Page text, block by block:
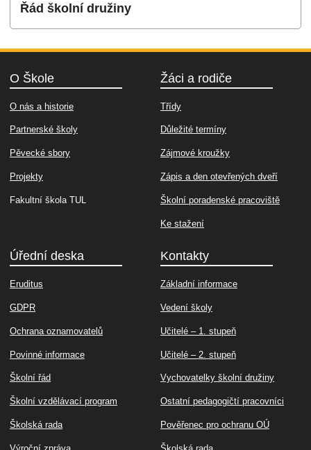
Řád školní družiny
O Škole
O nás a historie
Partnerské školy
Pěvecké sbory
Projekty
Fakultní škola TUL
Žáci a rodiče
Třídy
Důležité termíny
Zájmové kroužky
Zápis a den otevřených dveří
Školní poradenské pracoviště
Ke stažení
Úřední deska
Eruditus
GDPR
Ochrana oznamovatelů
Povinné informace
Školní řád
Školní vzdělávací program
Školská rada
Kontakty
Základní informace
Vedení školy
Učitelé – 1. stupeň
Učitelé – 2. stupeň
Vychovatelky školní družiny
Ostatní pedagogičtí pracovníci
Pověřenec pro ochranu OÚ